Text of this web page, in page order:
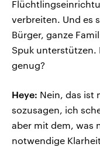
verbreiten. Und es
Bürger, ganze
Spuk
genug?
Heye: Nein, das ist
sozusagen, ich
aber mit dem, was
notwendige